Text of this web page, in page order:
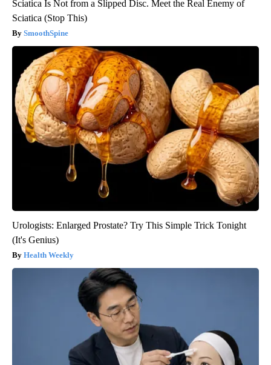
Sciatica Is Not from a Slipped Disc. Meet the Real Enemy of
Sciatica (Stop This)
SmoothSpine
Urologists: Enlarged Prostate? Try This Simple Trick Tonight
(It's Genius)
Health Weekly